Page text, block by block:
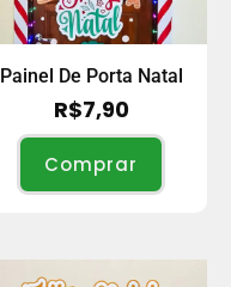
Painel De Porta Natal
R$7,90
Comprar